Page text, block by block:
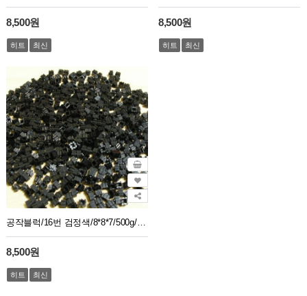
8,500원
히트 최신
8,500원
히트 최신
공작블럭/16번 검정색/8*8*7/500g/1봉지약2750개
8,500원
히트 최신